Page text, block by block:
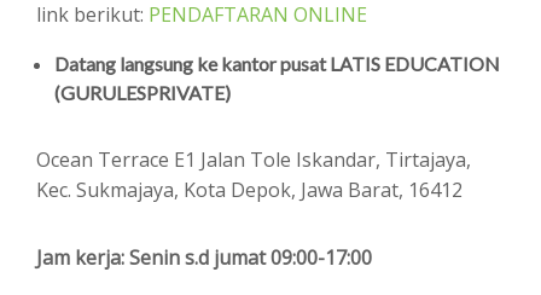
link berikut: PENDAFTARAN ONLINE
Datang langsung ke kantor pusat LATIS EDUCATION
(GURULESPRIVATE)
Ocean Terrace E1 Jalan Tole Iskandar, Tirtajaya,
Kec. Sukmajaya, Kota Depok, Jawa Barat, 16412
Jam kerja: Senin s.d jumat 09:00-17:00